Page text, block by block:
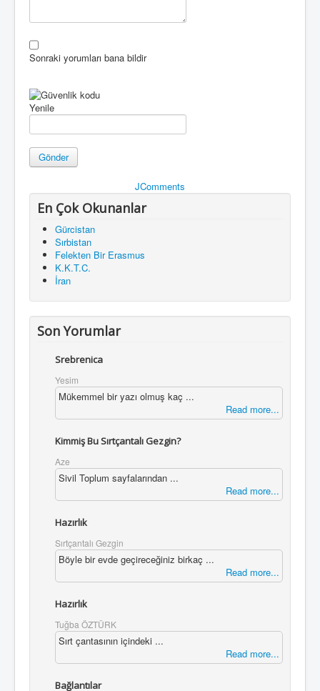
Sonraki yorumları bana bildir
Yenile
Gönder
JComments
En Çok Okunanlar
Gürcistan
Sırbistan
Felekten Bir Erasmus
K.K.T.C.
İran
Son Yorumlar
Srebrenica
Yesim
Mükemmel bir yazı olmuş kaç ...
Read more...
Kimmiş Bu Sırtçantalı Gezgin?
Aze
Sivil Toplum sayfalarından ...
Read more...
Hazırlık
Sırtçantalı Gezgin
Böyle bir evde geçireceğiniz birkaç ...
Read more...
Hazırlık
Tuğba ÖZTÜRK
Sırt çantasının içindeki ...
Read more...
Bağlantılar